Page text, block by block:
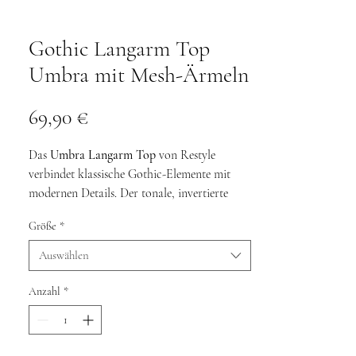
Gothic Langarm Top
Umbra mit Mesh-Ärmeln
69,90 €
Das Umbra Langarm Top von Restyle
verbindet klassische Gothic-Elemente mit
modernen Details. Der tonale, invertierte
einen dezenten architektonischen Effekt und
verleiht dem Oberteil eine geheimnisvolle
Ausstrahlung. Zusammen mit den
transparenten Mesh-Ärmeln entsteht ein
Look, der sich ideal für Gothic Fashion,
Dark Romantic und Corpo Goth eignet.
Größe *
Auswählen
Anzahl *